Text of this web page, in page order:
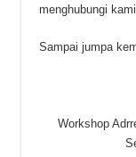
menghubungi
Sampai jumpa
Workshop